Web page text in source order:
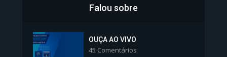
Colégios da Polícia...
Falou sobre
OUÇA AO VIVO
45 Comentários